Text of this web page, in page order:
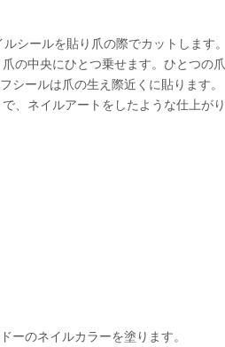
シールを貼り爪の際でカットします。
の中央にひとつ乗せます。ひとつの爪
ールは爪の生え際近くに貼ります。
、ネイルアートをしたような仕上がり
ーのネイルカラーを塗ります。